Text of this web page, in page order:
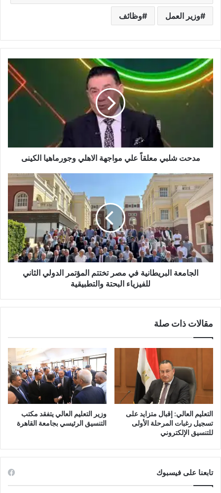
وزير العمل وظائف
مدحت
شلبي
معلقاً
علي
مدحت شلبي معلقاً علي مواجهة الاهلي وجورماهيا الكينى
الجامعة
البريطانية
في
مصر
تختتم
المؤتمر
الدولي
الثاني
للفيزياء
الجامعة البريطانية في مصر تختتم المؤتمر الدولي الثاني
للفيزياء البحتة والتطبيقية
مقالات ذات صلة
التعليم العالي: إقبال متزايد على
تسجيل رغبات المرحلة الأولى
للتنسيق الإلكتروني
وزير التعليم العالي يتفقد مكتب
التنسيق الرئيسي بجامعة القاهرة
تابعنا على فيسبوك